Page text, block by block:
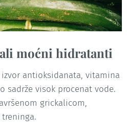
moćni hidratanti
antioksidanata, vitamina
sadrže visok procenat vode.
grickalicom,